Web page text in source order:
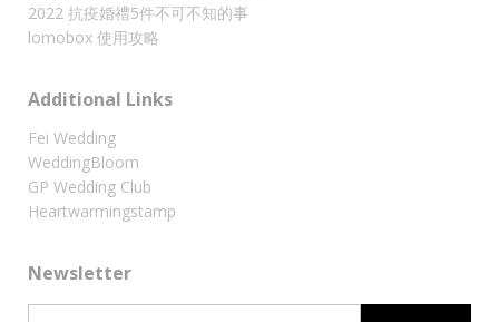
2022 抗疫婚禮5件不可不知的事
lomobox 使用攻略
Additional Links
Fei Wedding
WeddingBloom
GP Wedding Club
Heartwarmingstamp
Newsletter